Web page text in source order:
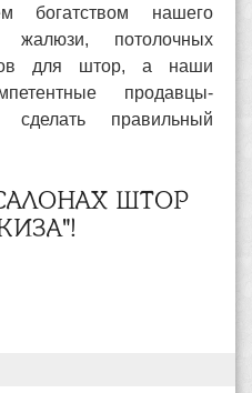
богатством нашего
жалюзи, потолочных
для штор, а наши
продавцы-
сделать правильный
ШТОР